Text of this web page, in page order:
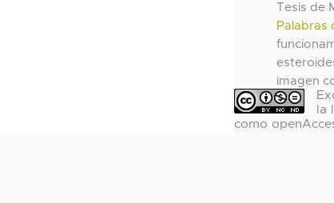
Tesis de
Palabras
imagen
la
como